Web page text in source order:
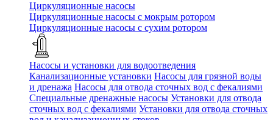
Циркуляционные насосы
Циркуляционные насосы с мокрым ротором
Циркуляционные насосы с сухим ротором
Насосы и установки для водоотведения
Канализационные установки Насосы для грязной воды
и дренажа Насосы для отвода сточных вод c фекалиями
Специальные дренажные насосы Установки для отвода
сточных вод c фекалиями Установки для отвода сточных